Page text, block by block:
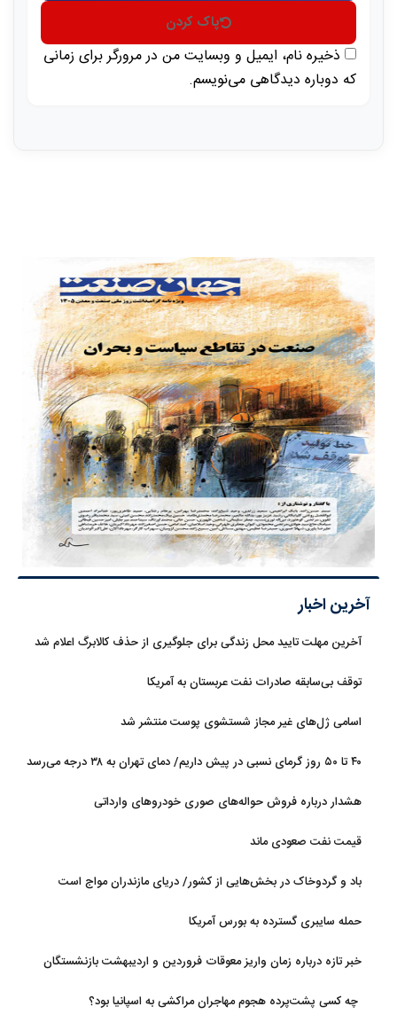
پاک کردن
ذخیره نام، ایمیل و وبسایت من در مرورگر برای زمانی
که دوباره دیدگاهی می‌نویسم.
آخرین اخبار
آخرین مهلت تایید محل زندگی برای جلوگیری از حذف کالابرگ اعلام شد
توقف بی‌سابقه صادرات نفت عربستان به آمریکا
اسامی ژل‌های غیر مجاز شستشوی پوست منتشر شد
۴۰ تا ۵۰ روز گرمای نسبی در پیش داریم/ دمای تهران به ۳۸ درجه می‌رسد
هشدار درباره فروش حواله‌های صوری خودروهای وارداتی
قیمت نفت صعودی ماند
باد و گردوخاک در بخش‌هایی از کشور/ دریای مازندران مواج است
حمله سایبری گسترده به بورس آمریکا
خبر تازه درباره زمان واریز معوقات فروردین و اردیبهشت بازنشستگان
چه کسی پشت‌پرده هجوم مهاجران مراکشی به اسپانیا بود؟